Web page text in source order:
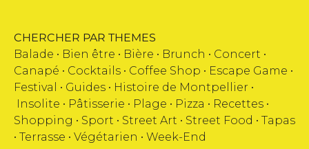
CHERCHER PAR THEMES
Balade • Bien être • Bière • Brunch • Concert •
Canapé • Cocktails • Coffee Shop • Escape Game •
Festival
• Guides • Histoire de Montpellier •
Insolite • Pâtisserie • Plage • Pizza • Recettes •
Shopping • Sport • Street Art • Street Food • Tapas
• Terrasse • Végétarien • Week-End